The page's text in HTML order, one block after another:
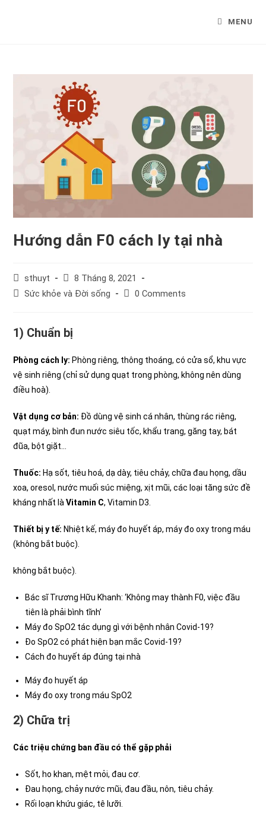
MENU
Hướng dẫn F0 cách ly tại nhà
Post
author:
sthuyt
Post
published:
8 Tháng 8, 2021
PostSức khỏe và Đời sống
Post0 Comments
1) Chuẩn bị
Phòng cách ly: Phòng riêng, thông thoáng, có cửa sổ, khu vực
vệ sinh riêng (chỉ sử dụng quạt trong phòng, không nên dùng
điều hoà).
Vật dụng cơ bản: Đồ dùng vệ sinh cá nhân, thùng rác riêng,
quạt máy, bình đun nước siêu tốc, khẩu trang, găng tay, bát
đũa, bột giặt…
Thuốc: Hạ sốt, tiêu hoá, dạ dày, tiêu chảy, chữa đau họng, dầu
xoa, oresol, nước muối súc miệng, xịt mũi, các loại tăng sức đề
kháng nhất làVitamin C, Vitamin D3.
Thiết bị y tế: Nhiệt kế, máy đo huyết áp, máy đo oxy trong máu
(không bắt buộc).
không bắt buộc).
Bác sĩ Trương Hữu Khanh: ‘Không may thành F0, việc đầu
tiên là phải bình tĩnh’
Máy đo SpO2 tác dụng gì với bệnh nhân Covid-19?
Đo SpO2 có phát hiện bạn mắc Covid-19?
Cách đo huyết áp đúng tại nhà
Máy đo huyết áp
Máy đo oxy trong máu SpO2
2) Chữa trị
Các triệu chứng ban đầu có thể gặp phải
Sốt, ho khan, mệt mỏi, đau cơ.
Đau họng, chảy nước mũi, đau đầu, nôn, tiêu chảy.
Rối loạn khứu giác, tê lưỡi.